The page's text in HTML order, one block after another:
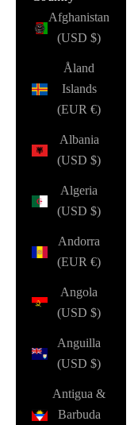
Afghanistan
(USD $)
Åland
Islands
(EUR €)
Albania
(USD $)
Algeria
(USD $)
Andorra
(EUR €)
Angola
(USD $)
Anguilla
(USD $)
Antigua &
Barbuda